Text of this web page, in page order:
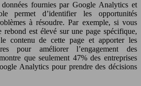
données fournies par Google Analytics et
permet d’identifier les opportunités
à résoudre. Par exemple, si vous
rebond est élevé sur une page spécifique,
contenu de cette page et apporter les
pour améliorer l’engagement des
que seulement 47% des entreprises
Analytics pour prendre des décisions